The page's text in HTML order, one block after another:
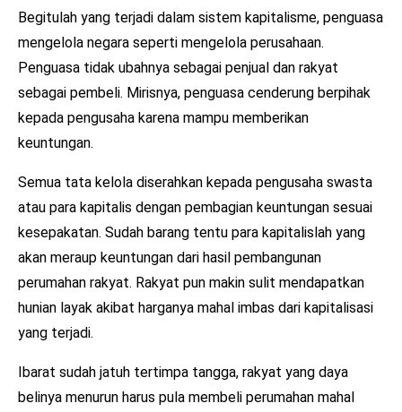
Begitulah yang terjadi dalam sistem kapitalisme, penguasa
mengelola negara seperti mengelola perusahaan.
Penguasa tidak ubahnya sebagai penjual dan rakyat
sebagai pembeli. Mirisnya, penguasa cenderung berpihak
kepada pengusaha karena mampu memberikan
keuntungan.
Semua tata kelola diserahkan kepada pengusaha swasta
atau para kapitalis dengan pembagian keuntungan sesuai
kesepakatan. Sudah barang tentu para kapitalislah yang
akan meraup keuntungan dari hasil pembangunan
perumahan rakyat. Rakyat pun makin sulit mendapatkan
hunian layak akibat harganya mahal imbas dari kapitalisasi
yang terjadi.
Ibarat sudah jatuh tertimpa tangga, rakyat yang daya
belinya menurun harus pula membeli perumahan mahal